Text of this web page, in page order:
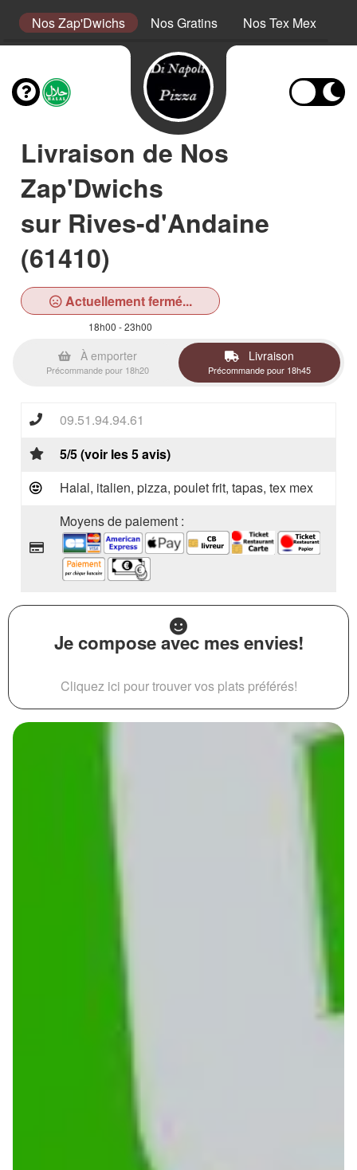
Nos Zap'Dwichs Nos Gratins Nos Tex Mex
Livraison de Nos
Zap'Dwichs
sur Rives-d'Andaine
(61410)
Actuellement fermé...
18h00 - 23h00
À emporter
Précommande pour 18h20
Livraison
Précommande pour 18h45
09.51.94.94.61
5/5 (voir les 5 avis)
Halal, italien, pizza, poulet frit, tapas, tex mex
Moyens de paiement :
Je compose avec mes envies!
Cliquez ici pour trouver vos plats préférés!